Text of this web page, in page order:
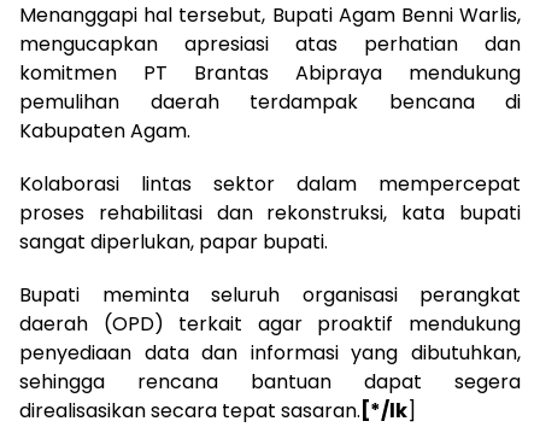
Menanggapi hal tersebut, Bupati Agam Benni Warlis,
mengucapkan apresiasi atas perhatian dan
komitmen PT Brantas Abipraya mendukung
pemulihan daerah terdampak bencana di
Kabupaten Agam.
Kolaborasi lintas sektor dalam mempercepat
proses rehabilitasi dan rekonstruksi, kata bupati
sangat diperlukan, papar bupati.
Bupati meminta seluruh organisasi perangkat
daerah (OPD) terkait agar proaktif mendukung
penyediaan data dan informasi yang dibutuhkan,
sehingga rencana bantuan dapat segera
direalisasikan secara tepat sasaran. [*/lk]